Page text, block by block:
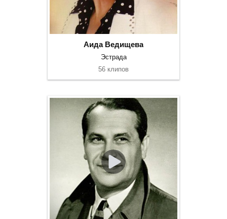
Аида Ведищева
Эстрада
56 клипов